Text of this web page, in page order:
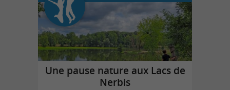
Une pause nature aux Lacs de
Nerbis